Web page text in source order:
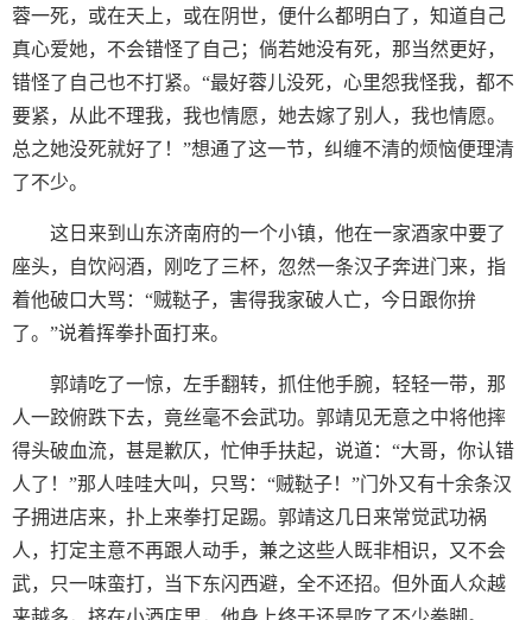
蓉一死，或在天上，或在阴世，便什么都明白了，知道自己
真心爱她，不会错怪了自己；倘若她没有死，那当然更好，
错怪了自己也不打紧。“最好蓉儿没死，心里怨我怪我，都不
要紧，从此不理我，我也情愿，她去嫁了别人，我也情愿。
总之她没死就好了！”想通了这一节，纠缠不清的烦恼便理清
了不少。
这日来到山东济南府的一个小镇，他在一家酒家中要了
座头，自饮闷酒，刚吃了三杯，忽然一条汉子奔进门来，指
着他破口大骂：“贼鞑子，害得我家破人亡，今日跟你拚
了。”说着挥拳扑面打来。
郭靖吃了一惊，左手翻转，抓住他手腕，轻轻一带，那
人一跤俯跌下去，竟丝毫不会武功。郭靖见无意之中将他摔
得头破血流，甚是歉仄，忙伸手扶起，说道：“大哥，你认错
人了！”那人哇哇大叫，只骂：“贼鞑子！”门外又有十余条汉
子拥进店来，扑上来拳打足踢。郭靖这几日来常觉武功祸
人，打定主意不再跟人动手，兼之这些人既非相识，又不会
武，只一味蛮打，当下东闪西避，全不还招。但外面人众越